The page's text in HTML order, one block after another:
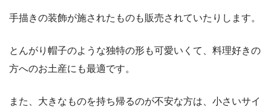
手描きの装飾が施されたものも販売されていたりします。
とんがり帽子のような独特の形も可愛いくて、 料理好きの
方へのお土産にも最適です。
また、大きなものを持ち帰るのが不安な方は、小さいサイ